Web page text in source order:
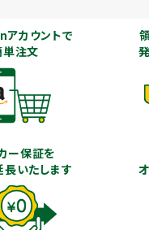
カウントで
単注文
ー保証を
いたします